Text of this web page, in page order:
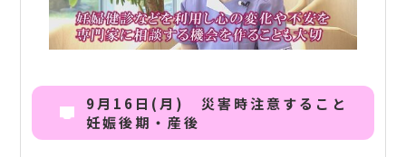
9月16日(月) 災害時注意すること
妊娠後期・産後